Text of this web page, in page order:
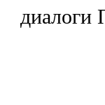
диалоги